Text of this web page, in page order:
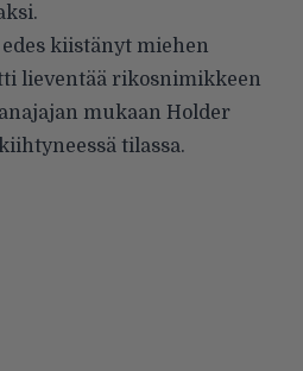
kiistänyt miehen
lieventää rikosnimikkeen
mukaan Holder
tilassa.